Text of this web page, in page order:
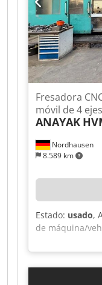
Nordhausen
8.589 km
Fresadora
móvil de 4 ejes
ANAYAK
Estado: usado,
de máquina/
HEIDENHAIN
mm, recorrido
eje Z: 1300
1200 mm,